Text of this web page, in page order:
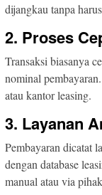
dijangkau tanpa
2. Proses
Transaksi biasanya
nominal
atau kantor leasing.
3. Layanan
Pembayaran dicatat
dengan database
manual atau via